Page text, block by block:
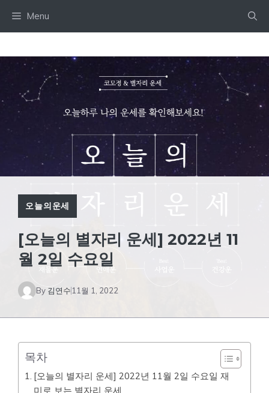
Menu
오늘의운세
[오늘의 별자리 운세] 2022년 11
월 2일 수요일
By 김연수 11월 1, 2022
목차
[오늘의 별자리 운세] 2022년 11월 2일 수요일 재
미로 보는 별자리 운세